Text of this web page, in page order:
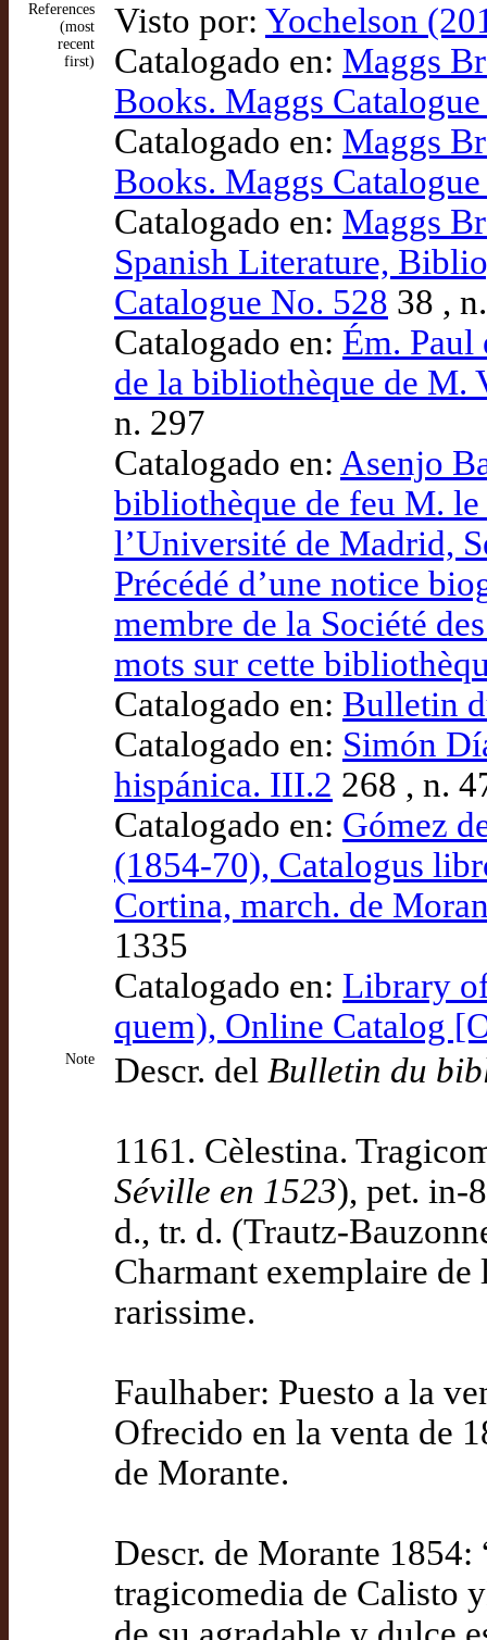
References
(most
recent
first)
Visto por: Yochelson
Catalogado en: Maggs
Books. Maggs
Catalogado en: Maggs
Books. Maggs
Catalogado en: Maggs
Spanish Literature,
Catalogue No. 528 38 ,
Catalogado en: Ém.
de la bibliothèque de M.
n. 297
Catalogado en: Asenjo
bibliothèque de feu M.
l’Université de Madrid,
Précédé d’une notice
membre de la Société
mots sur cette
Catalogado en: Bulletin
Catalogado en: Simón
hispánica. III.2 268 , n.
Catalogado en: Gómez
(1854-70), Catalogus
Cortina, march. de
1335
Catalogado en: Library
quem), Online Catalog
Note Descr. del Bulletin du
1161. Cèlestina.
Séville en 1523), pet. in-
d., tr. d. (Trautz-
Charmant exemplaire
rarissime.
Faulhaber: Puesto a la
Ofrecido en la venta de
de Morante.
Descr. de Morante
tragicomedia de Calisto